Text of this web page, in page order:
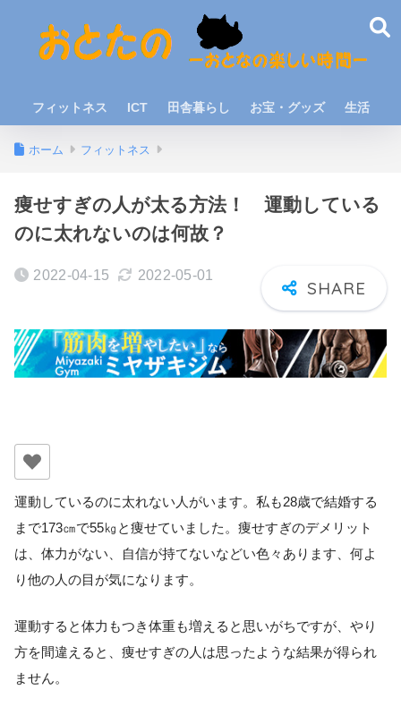
フィットネス ICT 田舎暮らし お宝・グッズ 生活
ホーム フィットネス
痩せすぎの人が太る方法！ 運動している
のに太れないのは何故？
2022-04-15 2022-05-01
運動しているのに太れない人がいます。私も28歳で結婚する
まで173㎝で55㎏と痩せていました。痩せすぎのデメリット
は、体力がない、自信が持てないなどい色々あります、何よ
り他の人の目が気になります。
運動すると体力もつき体重も増えると思いがちですが、やり
方を間違えると、痩せすぎの人は思ったような結果が得られ
ません。